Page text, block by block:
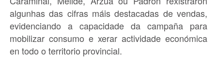
algunhas das cifras máis destacadas de vendas,
evidenciando a capacidade da campaña para
mobilizar consumo e xerar actividade económica
en todo o territorio provincial.